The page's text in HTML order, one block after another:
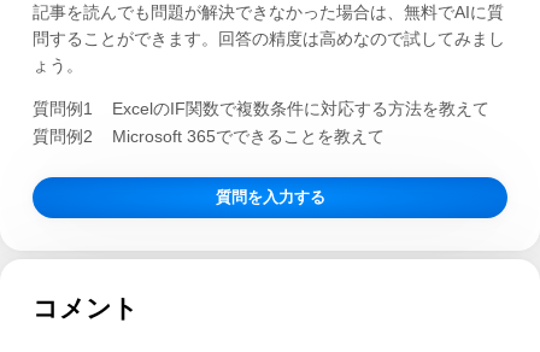
記事を読んでも問題が解決できなかった場合は、無料でAIに質
問することができます。回答の精度は高めなので試してみまし
ょう。
質問例1
ExcelのIF関数で複数条件に対応する方法を教えて
質問例2
Microsoft 365でできることを教えて
質問を入力する
コメント